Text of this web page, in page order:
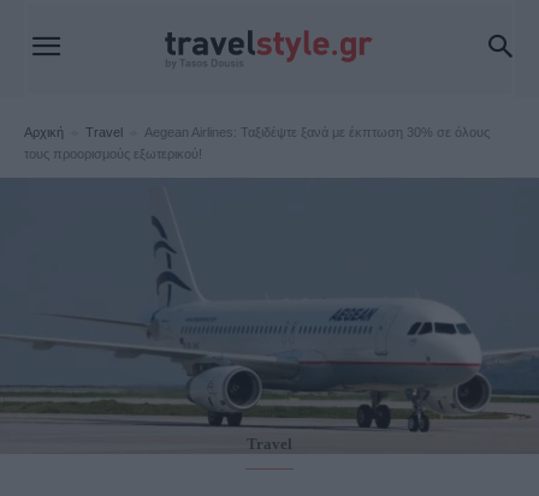
Αρχική Travel
Aegean Airlines: Ταξιδέψτε ξανά με έκπτωση 30% σε όλους
τους προορισμούς εξωτερικού!
Travel